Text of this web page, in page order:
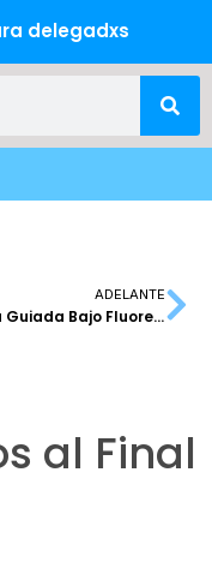
delegadxs
ADELANTE
Cirugía Guiada Bajo Fluorescencia
al Final